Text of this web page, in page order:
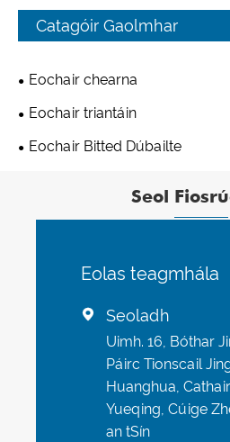
Catagóir Gaolmhar
Eochair chearna
Eochair triantáin
Eochair Bitted Dúbailte
Seol
Eolas teagmhála
 Seoladh
Uimh. 16, Bóthar
Páirc Tionscail
Huanghua, Cathair
Yueqing, Cúige
an tSín